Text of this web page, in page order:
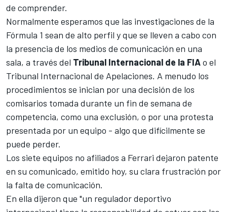
de comprender.
Normalmente esperamos que las investigaciones de la
Fórmula 1 sean de alto perfil y que se lleven a cabo con
la presencia de los medios de comunicación en una
sala, a través del Tribunal Internacional de la FIAo el
Tribunal Internacional de Apelaciones. A menudo los
procedimientos se inician por una decisión de los
comisarios tomada durante un fin de semana de
competencia, como una exclusión, o por una protesta
presentada por un equipo - algo que difícilmente se
puede perder.
Los siete equipos no afiliados a Ferrari dejaron patente
en su comunicado, emitido hoy, su clara frustración por
la falta de comunicación.
En ella dijeron que "un regulador deportivo